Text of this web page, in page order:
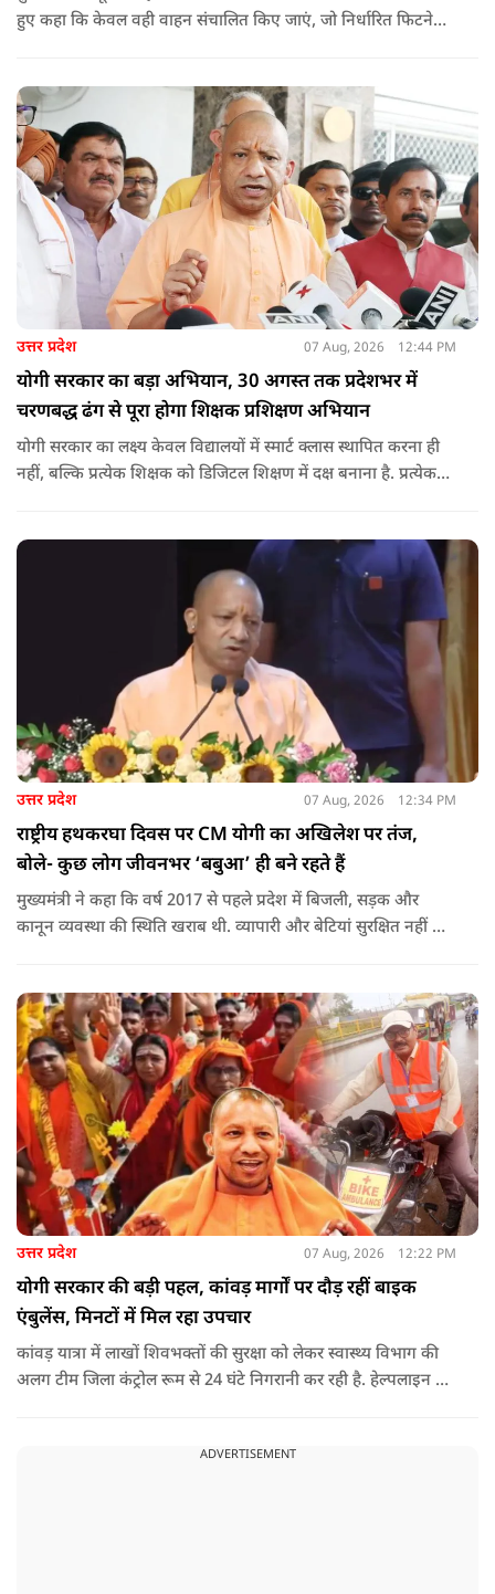
हुए कहा कि केवल वही वाहन संचालित किए जाएं, जो निर्धारित फिटनेस
ताकि विद्यार्थियों और आम नागरिकों की सुरक्षा सुनिश्चित की जा सके.
उत्तर प्रदेश 07 Aug, 2026 12:44 PM
योगी सरकार का बड़ा अभियान, 30 अगस्त तक प्रदेशभर में
चरणबद्ध ढंग से पूरा होगा शिक्षक प्रशिक्षण अभियान
योगी सरकार का लक्ष्य केवल विद्यालयों में स्मार्ट क्लास स्थापित करना ही
नहीं, बल्कि प्रत्येक शिक्षक को डिजिटल शिक्षण में दक्ष बनाना है. प्रत्येक
उत्तर प्रदेश 07 Aug, 2026 12:34 PM
राष्ट्रीय हथकरघा दिवस पर CM योगी का अखिलेश पर तंज,
बोले- कुछ लोग जीवनभर ‘बबुआ’ ही बने रहते हैं
मुख्यमंत्री ने कहा कि वर्ष 2017 से पहले प्रदेश में बिजली, सड़क और
कानून व्यवस्था की स्थिति खराब थी. व्यापारी और बेटियां सुरक्षित नहीं थीं.
हस्तशिल्पियों को उठाना पड़ा.
उत्तर प्रदेश 07 Aug, 2026 12:22 PM
योगी सरकार की बड़ी पहल, कांवड़ मार्गों पर दौड़ रहीं बाइक
एंबुलेंस, मिनटों में मिल रहा उपचार
कांवड़ यात्रा में लाखों शिवभक्तों की सुरक्षा को लेकर स्वास्थ्य विभाग की
अलग टीम जिला कंट्रोल रूम से 24 घंटे निगरानी कर रही है. हेल्पलाइन पर
ADVERTISEMENT